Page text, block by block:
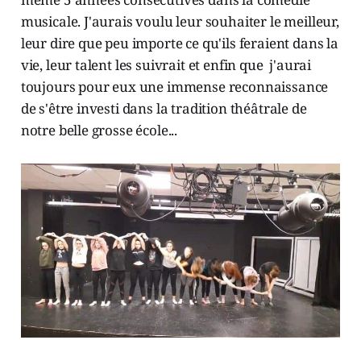
musicale. J'aurais voulu leur souhaiter le meilleur,
leur dire que peu importe ce qu'ils feraient dans la
vie, leur talent les suivrait et enfin que j'aurai
toujours pour eux une immense reconnaissance
de s'être investi dans la tradition théâtrale de
notre belle grosse école...